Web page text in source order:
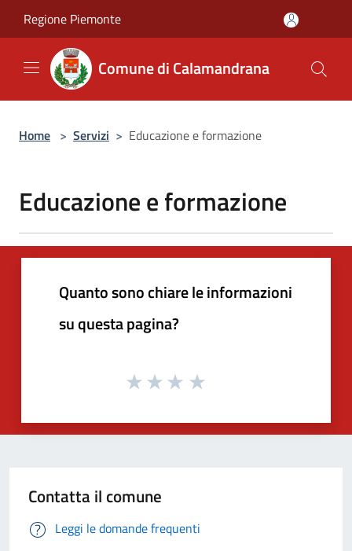
Regione Piemonte
Comune di Calamandrana
Home > Servizi > Educazione e formazione
Educazione e formazione
Quanto sono chiare le informazioni
su questa pagina?
Contatta il comune
Leggi le domande frequenti